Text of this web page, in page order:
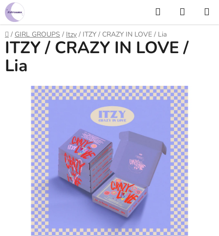
Prejsť
na
obsah
Hľadať
KOŠÍK
Domov
/ GIRL GROUPS / Itzy / ITZY / CRAZY IN LOVE / Lia
ITZY / CRAZY IN LOVE /
Lia